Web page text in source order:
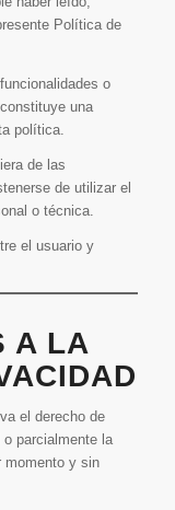
Política de
o
una
política.
de las
de utilizar el
o técnica.
el usuario y
A LA
el derecho de
parcialmente la
momento y sin